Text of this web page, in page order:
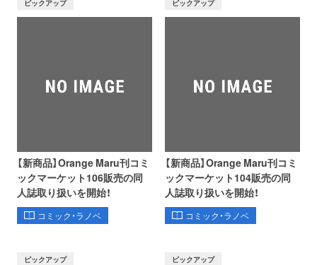
ピックアップ
【新商品】Orange Maru刊コミ
ックマーケット106販売の同
人誌取り扱いを開始！
コミック・ラノベ
ピックアップ
【新商品】Orange Maru刊コミ
ックマーケット104販売の同
人誌取り扱いを開始！
コミック・ラノベ
ピックアップ ピックアップ